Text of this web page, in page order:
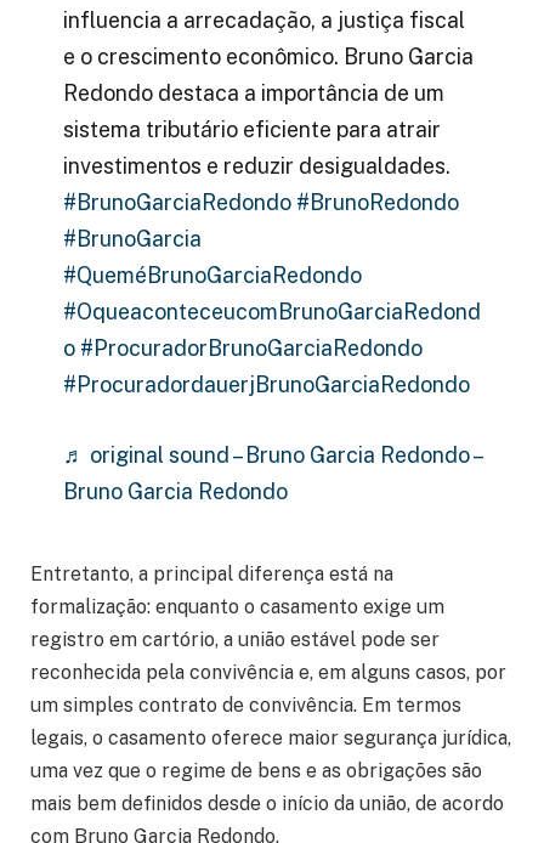
influencia a arrecadação, a justiça fiscal
e o crescimento econômico. Bruno Garcia
Redondo destaca a importância de um
sistema tributário eficiente para atrair
investimentos e reduzir desigualdades.
#BrunoGarciaRedondo #BrunoRedondo
#BrunoGarcia
#QueméBrunoGarciaRedondo
#OqueaconteceucomBrunoGarciaRedond
o #ProcuradorBrunoGarciaRedondo
#ProcuradordauerjBrunoGarciaRedondo
♬ original sound – Bruno Garcia Redondo –
Bruno Garcia Redondo
Entretanto, a principal diferença está na
formalização: enquanto o casamento exige um
registro em cartório, a união estável pode ser
reconhecida pela convivência e, em alguns casos, por
um simples contrato de convivência. Em termos
legais, o casamento oferece maior segurança jurídica,
uma vez que o regime de bens e as obrigações são
mais bem definidos desde o início da união, de acordo
com Bruno Garcia Redondo.